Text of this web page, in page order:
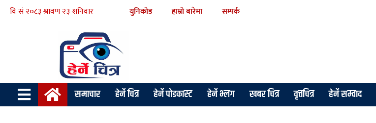
युनिकोड हाम्रो बारेमा सम्पर्क
समाचार हेर्ने चित्र हेर्ने पोडकास्ट हेर्ने भ्लग खबर चित्र वृत्तचित्र हेर्ने सम्वाद